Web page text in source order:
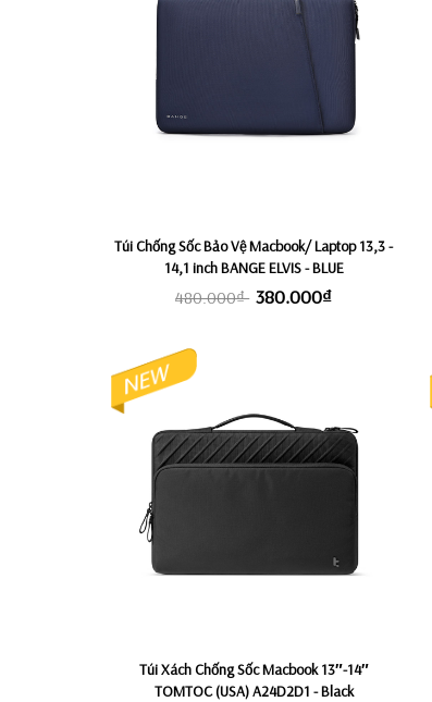
Túi Chống Sốc Bảo Vệ Macbook/ Laptop 13,3 -
14,1 inch BANGE ELVIS - BLUE
480.000₫ 380.000₫
Túi Xách Chống Sốc Macbook 13″-14″
TOMTOC (USA) A24D2D1 - Black